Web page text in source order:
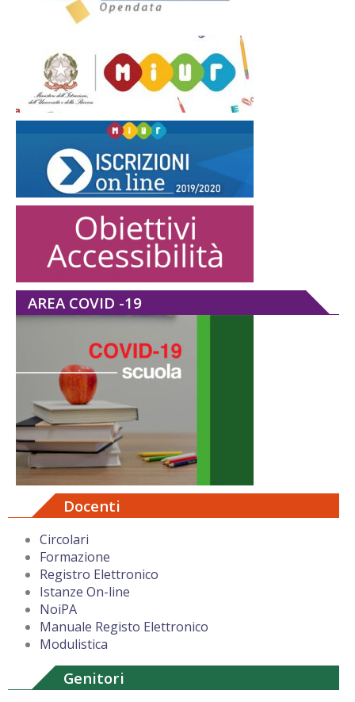
AREA COVID -19
Docenti
Circolari
Formazione
Registro Elettronico
Istanze On-line
NoiPA
Manuale Registo Elettronico
Modulistica
Genitori